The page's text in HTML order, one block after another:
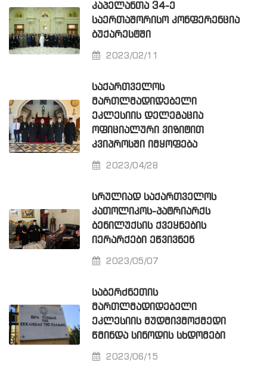
ᲙᲐᲞᲔᲚᲐᲜᲗᲐ 34-Ე
ᲡᲐᲔᲠᲗᲐᲨᲝᲠᲘᲡᲝ ᲙᲝᲜᲤᲔᲠᲔᲜᲪᲘᲐ
ᲑᲣᲥᲐᲠᲔᲡᲢᲨᲘ
2023/02/11
ᲡᲐᲥᲐᲠᲗᲕᲔᲚᲝᲡ
ᲛᲐᲠᲗᲚᲛᲐᲓᲘᲓᲔᲑᲔᲚᲘ
ᲔᲙᲚᲔᲡᲘᲘᲡ ᲓᲔᲚᲔᲒᲐᲪᲘᲐ
ᲝᲤᲘᲪᲘᲐᲚᲣᲠᲘ ᲕᲘᲖᲘᲢᲘᲗ
ᲙᲕᲘᲞᲠᲝᲡᲨᲘ ᲘᲛᲧᲝᲤᲔᲑᲐ
2023/04/28
ᲡᲠᲣᲚᲘᲐᲓ ᲡᲐᲥᲐᲠᲗᲕᲔᲚᲝᲡ
ᲙᲐᲗᲝᲚᲘᲙᲝᲡ-ᲞᲐᲢᲠᲘᲐᲠᲥᲡ
ᲑᲔᲜᲘᲚᲣᲥᲡᲘᲡ ᲥᲕᲔᲧᲜᲔᲑᲘᲡ
ᲘᲔᲠᲐᲠᲥᲔᲑᲘ ᲔᲬᲕᲘᲕᲜᲔᲜ
2023/05/07
ᲡᲐᲑᲔᲠᲫᲜᲔᲗᲘᲡ
ᲛᲐᲠᲗᲚᲛᲐᲓᲘᲓᲔᲑᲔᲚᲘ
ᲔᲙᲚᲔᲡᲘᲘᲡ ᲛᲣᲓᲛᲘᲕᲛᲝᲥᲛᲔᲓᲘ
ᲬᲛᲘᲜᲓᲐ ᲡᲘᲜᲝᲓᲘᲡ ᲡᲮᲓᲝᲛᲔᲑᲘ
2023/06/15